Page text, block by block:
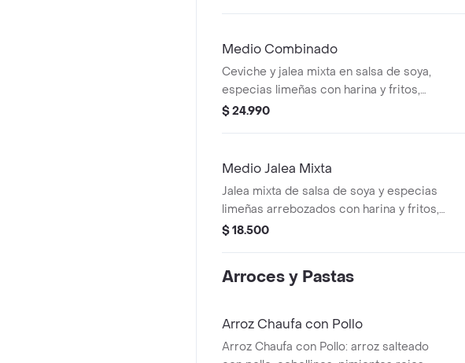
Medio Combinado
Ceviche y jalea mixta en salsa de soya,
especias limeñas con harina y fritos,
papas doradas, zarza criolla y salsa
$ 24.990
Medio Jalea Mixta
Jalea mixta de salsa de soya y especias
limeñas arrebozados con harina y fritos,
acompañados con papas doradas, zarza
$ 18.500
Arroces y Pastas
Arroz Chaufa con Pollo
Arroz Chaufa con Pollo: arroz salteado